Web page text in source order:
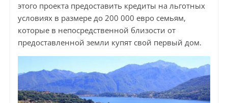
этого проекта предоставить кредиты на льготных
условиях в размере до 200 000 евро семьям,
которые в непосредственной близости от
предоставленной земли купят свой первый дом.